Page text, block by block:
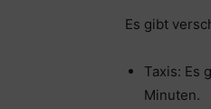
Es gibt
Taxis: Es
Minuten.